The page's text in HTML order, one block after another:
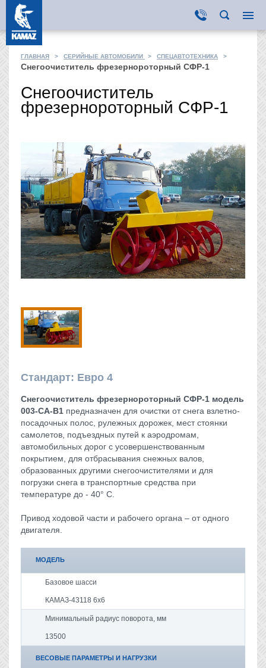
ГЛАВНАЯ > СЕРИЙНЫЕ АВТОМОБИЛИ > СПЕЦАВТОТЕХНИКА >
Снегоочиститель фрезернороторный СФР-1
Снегоочиститель
фрезернороторный СФР-1
Стандарт: Евро 4
Снегоочиститель фрезернороторный СФР-1 модель
003-СА-В1 предназначен для очистки от снега взлетно-
посадочных полос, рулежных дорожек, мест стоянки
самолетов, подъездных путей к аэродромам,
автомобильных дорог с усовершенствованным
покрытием, для отбрасывания снежных валов,
образованных другими снегоочистителями и для
погрузки снега в транспортные средства при
температуре до - 40° С.
Привод ходовой части и рабочего органа – от одного
двигателя.
МОДЕЛЬ
Базовое шасси
КАМАЗ-43118 6х6
Минимальный радиус поворота, мм
13500
ВЕСОВЫЕ ПАРАМЕТРЫ И НАГРУЗКИ